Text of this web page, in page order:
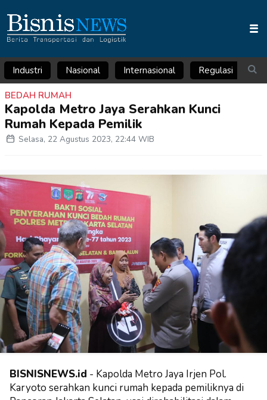
Industri Nasional Internasional Regulasi
BEDAH RUMAH
Kapolda Metro Jaya Serahkan Kunci
Rumah Kepada Pemilik
Selasa, 22 Agustus 2023, 22:44 WIB
BISNISNEWS.id - Kapolda Metro Jaya Irjen Pol.
Karyoto serahkan kunci rumah kepada pemiliknya di